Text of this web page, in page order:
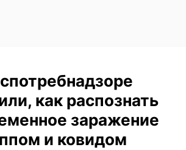
как распознать
заражение
и ковидом